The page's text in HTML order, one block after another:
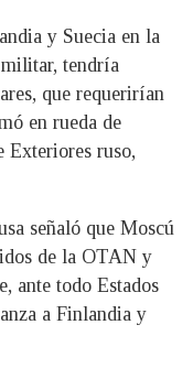
y Suecia en la
tendría
que requerirían
en rueda de
Exteriores ruso,
señaló que Moscú
de la OTAN y
ante todo Estados
a Finlandia y